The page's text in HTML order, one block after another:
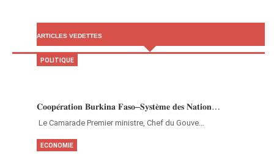
ARTICLES VEDETTES
𝐂𝐨𝐨𝐩𝐞́𝐫𝐚𝐭𝐢𝐨𝐧 𝐁𝐮𝐫𝐤𝐢𝐧𝐚 𝐅𝐚𝐬𝐨–𝐒𝐲𝐬𝐭𝐞̀𝐦𝐞 𝐝𝐞𝐬 𝐍𝐚𝐭𝐢𝐨𝐧…
‎Le Camarade Premier ministre, Chef du Gouve…
POLITIQUE
ECONOMIE